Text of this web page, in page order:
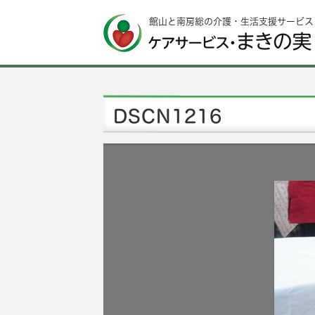
館山と南房総の介護・生活支援サービス
DSCN1216